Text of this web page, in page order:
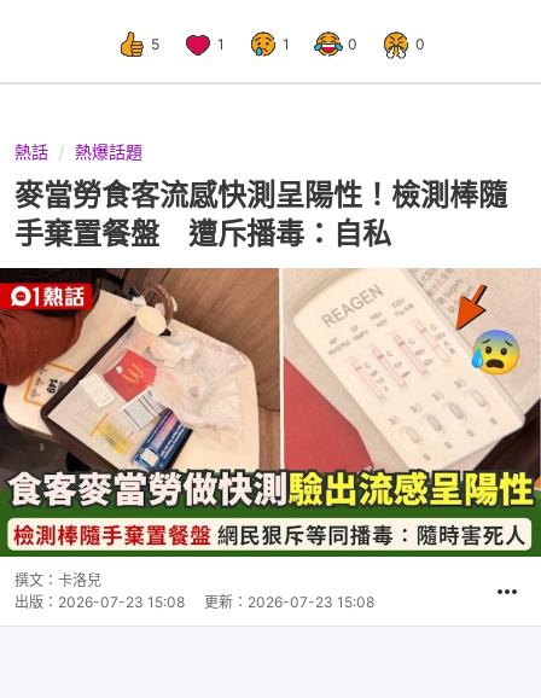
5 1 1 0 0
熱話 熱爆話題
麥當勞食客流感快測呈陽性！檢測棒隨
手棄置餐盤 遭斥播毒：自私
撰文： 卡洛兒
出版： 2026-07-23 15:08 更新： 2026-07-23 15:08